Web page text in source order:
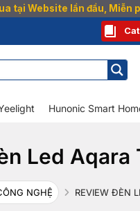
tại Website lần đầu, Miễn
Hunonic Smart
Led Aqara
NGHỆ REVIEW ĐÈN